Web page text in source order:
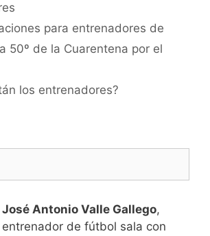
para entrenadores de
50º de la Cuarentena por el
los entrenadores?
José Antonio Valle Gallego,
entrenador de fútbol sala con